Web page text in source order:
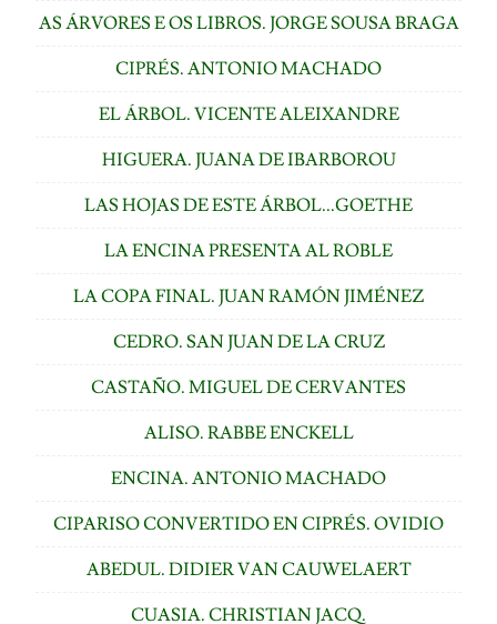
AS ÁRVORES E OS LIBROS. JORGE SOUSA BRAGA
CIPRÉS. ANTONIO MACHADO
EL ÁRBOL. VICENTE ALEIXANDRE
HIGUERA. JUANA DE IBARBOROU
LAS HOJAS DE ESTE ÁRBOL...GOETHE
LA ENCINA PRESENTA AL ROBLE
LA COPA FINAL. JUAN RAMÓN JIMÉNEZ
CEDRO. SAN JUAN DE LA CRUZ
CASTAÑO. MIGUEL DE CERVANTES
ALISO. RABBE ENCKELL
ENCINA. ANTONIO MACHADO
CIPARISO CONVERTIDO EN CIPRÉS. OVIDIO
ABEDUL. DIDIER VAN CAUWELAERT
CUASIA. CHRISTIAN JACQ.